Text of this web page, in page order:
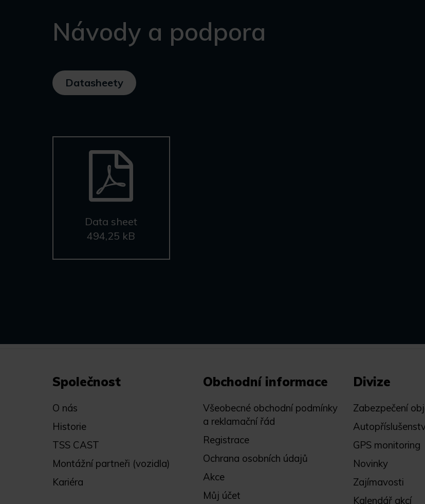
Návody a podpora
Datasheety
Data sheet
494,25 kB
Společnost
O nás
Historie
TSS CAST
Montážní partneři (vozidla)
Kariéra
Obchodní informace
Všeobecné obchodní podmínky
a reklamační řád
Registrace
Ochrana osobních údajů
Akce
Můj účet
Divize
Zabezpečení
GPS monitoring
Novinky
Zajímavosti
Kalendář akcí